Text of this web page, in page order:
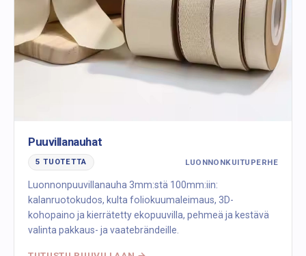
Puuvillanauhat
5 TUOTETTA LUONNONKUITUPERHE
Luonnonpuuvillanauha 3mm:stä 100mm:iin:
kalanruotokudos, kulta foliokuumaleimaus, 3D-
kohopaino ja kierrätetty ekopuuvilla, pehmeä ja kestävä
valinta pakkaus- ja vaatebrändeille.